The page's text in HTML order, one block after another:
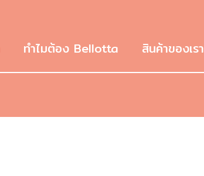
ทำไมต้อง Bellotta สินค้าของเรา